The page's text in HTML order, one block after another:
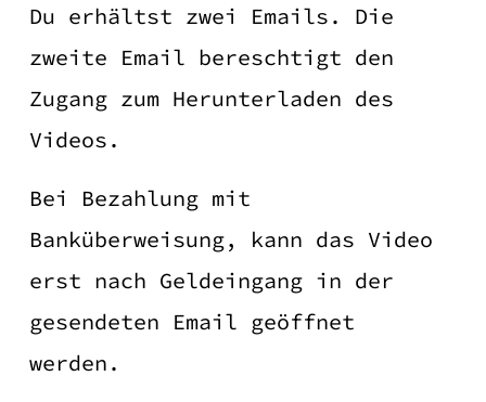
Du erhältst zwei Emails. Die
zweite Email bereschtigt den
Zugang zum Herunterladen des
Videos.
Bei Bezahlung mit
Banküberweisung, kann das Video
erst nach Geldeingang in der
gesendeten Email geöffnet
werden.